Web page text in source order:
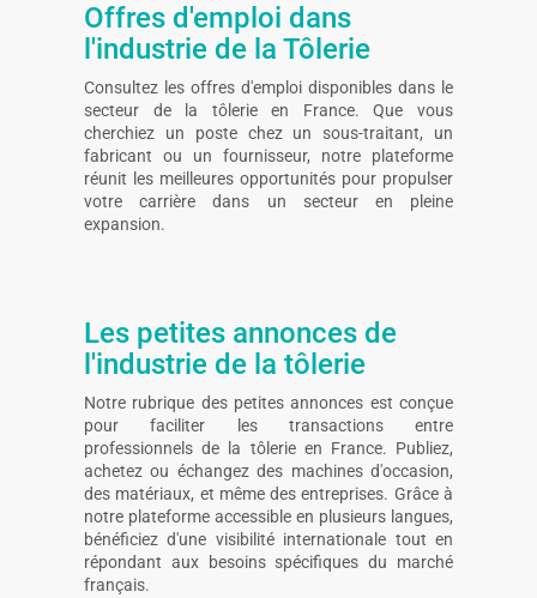
Offres d'emploi dans
l'industrie de la Tôlerie
Consultez les offres d'emploi disponibles dans le
secteur de la tôlerie en France. Que vous
cherchiez un poste chez un sous-traitant, un
fabricant ou un fournisseur, notre plateforme
réunit les meilleures opportunités pour propulser
votre carrière dans un secteur en pleine
expansion.
Les petites annonces de
l'industrie de la tôlerie
Notre rubrique des petites annonces est conçue
pour faciliter les transactions entre
professionnels de la tôlerie en France. Publiez,
achetez ou échangez des machines d'occasion,
des matériaux, et même des entreprises. Grâce à
notre plateforme accessible en plusieurs langues,
bénéficiez d'une visibilité internationale tout en
répondant aux besoins spécifiques du marché
français.